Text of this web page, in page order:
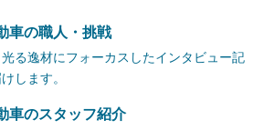
車の職人・挑戦
る逸材にフォーカスしたインタビュー記
します。
車のスタッフ紹介